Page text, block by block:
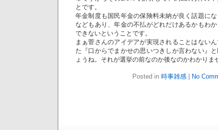
とです。
年金制度も国民年金の保険料未納が良く話題に
などもあり、年金の不払がどれだけあるかもわ
できないということです。
まぁ菅さんのアイデアが実現されることはない
た『口からでまかせの思いつきしか言わない』
ょうね。それが選挙の前なのか後なのかわかりま
Posted in 時事雑感 No